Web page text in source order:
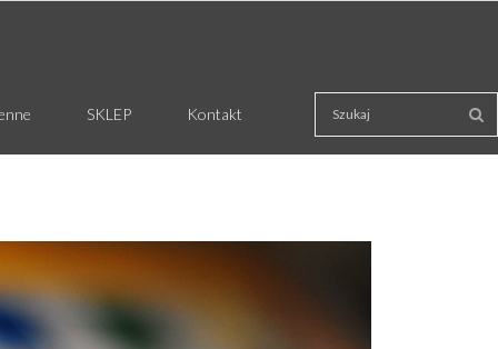
SKLEP Kontakt